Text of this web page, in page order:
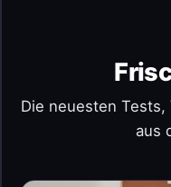
Die neuesten Tests,
aus